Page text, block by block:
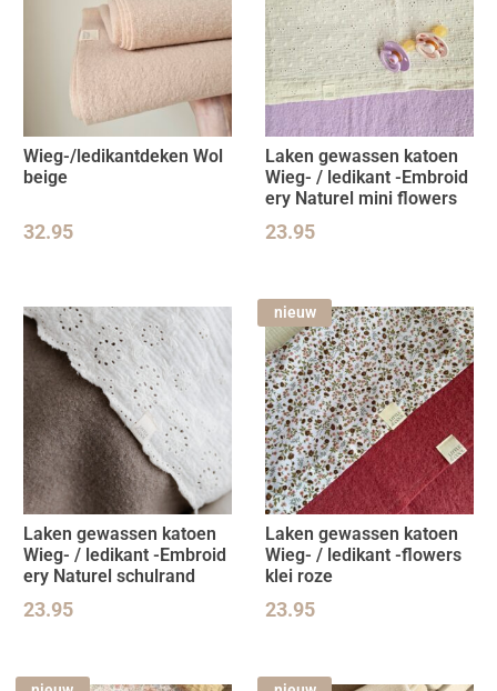
Wieg-/ledikantdeken Wol
beige
32.95
Laken gewassen katoen
Wieg- / ledikant -Embroid
ery Naturel mini flowers
23.95
Laken gewassen katoen
Wieg- / ledikant -Embroid
ery Naturel schulrand
23.95
nieuw
Laken gewassen katoen
Wieg- / ledikant -flowers
klei roze
23.95